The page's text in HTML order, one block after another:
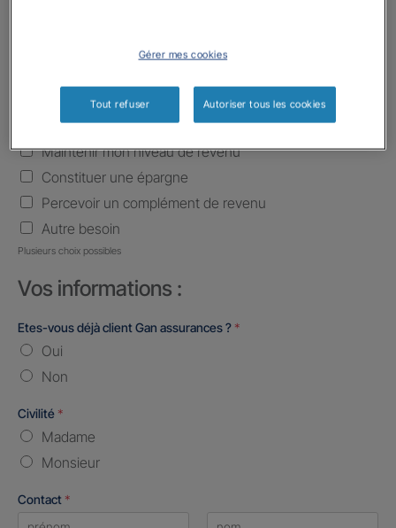
Autre
Quels sont vos besoins ?*
Maintenir mon niveau de revenu
Constituer une épargne
Percevoir un complément de revenu
Autre besoin
Plusieurs choix possibles
Vos informations :
Etes-vous déjà client Gan assurances ? *
Oui
Non
Civilité *
Madame
Monsieur
Contact *
Gérer mes cookies
Tout refuser Autoriser tous les cookies